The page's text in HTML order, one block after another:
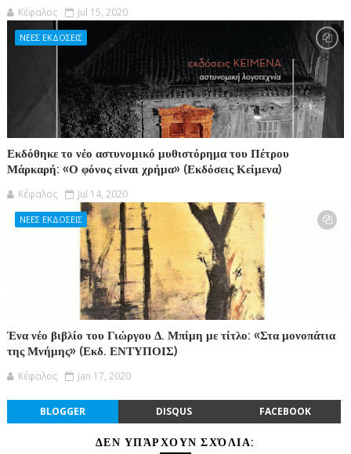
Κέφαλος Jul 15, 2020
ΝΕΕΣ ΕΚΔΟΣΕΙΣ
Εκδόθηκε το νέο αστυνομικό μυθιστόρημα του Πέτρου
Μάρκαρή: «Ο φόνος είναι χρήμα» (Εκδόσεις Κείμενα)
Κέφαλος Jul 14, 2020
ΝΕΕΣ ΕΚΔΟΣΕΙΣ
Ένα νέο βιβλίο του Γιώργου Δ. Μπίμη με τίτλο: «Στα μονοπάτια
της Μνήμης» (Εκδ. ΕΝΤΥΠΟΙΣ)
Κέφαλος Jan 17, 2020
BLOGGER DISQUS FACEBOOK
ΔΕΝ ΥΠΆΡΧΟΥΝ ΣΧΌΛΙΑ: